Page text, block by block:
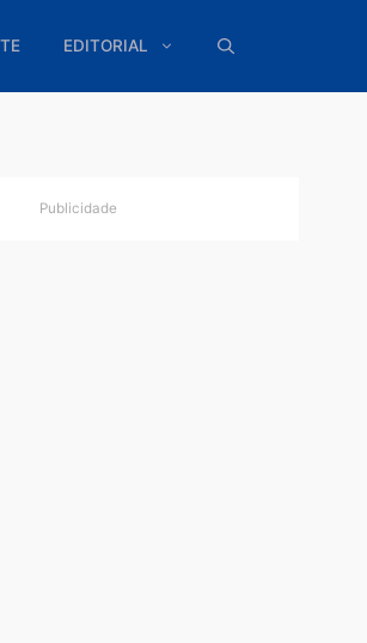
EXPEDIENTE EDITORIAL